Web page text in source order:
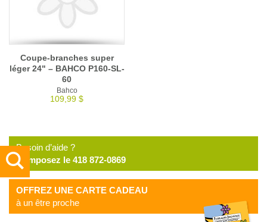
Coupe-branches super
léger 24" – BAHCO P160-SL-
60
Bahco
109,99 $
Besoin d’aide ?
Composez le 418 872-0869
OFFREZ UNE CARTE CADEAU
à un être proche